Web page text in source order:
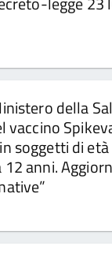
della
vaccino
soggetti di
12 anni.